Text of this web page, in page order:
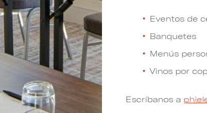
Eventos de
Banquetes
Menús
Vinos por
Escríbanos a